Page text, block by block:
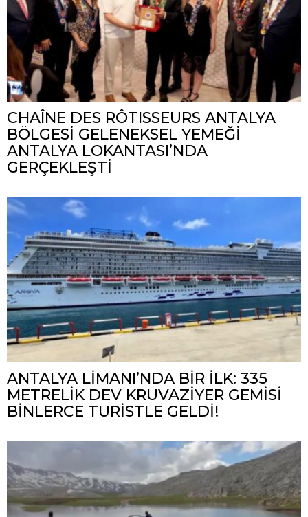
CHAÎNE DES RÔTISSEURS ANTALYA
BÖLGESİ GELENEKSEL YEMEĞİ
ANTALYA LOKANTASI’NDA
GERÇEKLEŞTİ
ANTALYA LİMANI’NDA BİR İLK: 335
METRELİK DEV KRUVAZİYER GEMİSİ
BİNLERCE TURİSTLE GELDİ!